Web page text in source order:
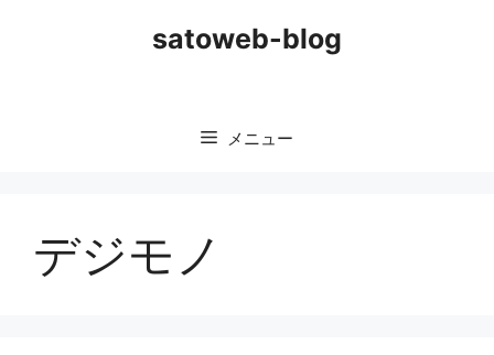
satoweb-blog
メニュー
デジモノ